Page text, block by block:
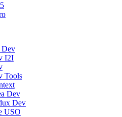
I2I
Tools
Dev
Dev
USO